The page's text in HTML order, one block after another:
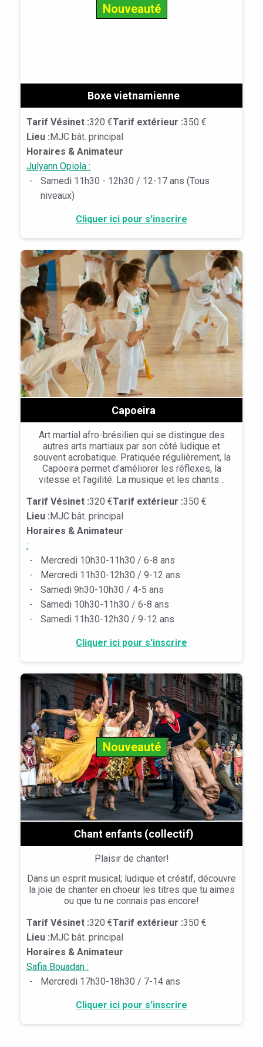
Nouveauté
Boxe vietnamienne
Tarif Vésinet :320 €Tarif extérieur :350 €
Lieu :MJC bât. principal
Horaires & Animateur
Julyann Opiola :
-
Samedi 11h30 - 12h30 / 12-17 ans (Tous
niveaux)
Cliquer ici pour s'inscrire
Capoeira
Art martial afro-brésilien qui se distingue des
autres arts martiaux par son côté ludique et
souvent acrobatique. Pratiquée régulièrement, la
Capoeira permet d’améliorer les réflexes, la
vitesse et l’agilité. La musique et les chants…
Tarif Vésinet :320 €Tarif extérieur :350 €
Lieu :MJC bât. principal
Horaires & Animateur
:
-
Mercredi 10h30-11h30 / 6-8 ans
-
Mercredi 11h30-12h30 / 9-12 ans
-
Samedi 9h30-10h30 / 4-5 ans
-
Samedi 10h30-11h30 / 6-8 ans
-
Samedi 11h30-12h30 / 9-12 ans
Cliquer ici pour s'inscrire
Nouveauté
Chant enfants (collectif)
Plaisir de chanter!
Dans un esprit musical; ludique et créatif, découvre
la joie de chanter en choeur les titres que tu aimes
ou que tu ne connais pas encore!
Tarif Vésinet :320 €Tarif extérieur :350 €
Lieu :MJC bât. principal
Horaires & Animateur
Safia Bouadan :
-
Mercredi 17h30-18h30 / 7-14 ans
Cliquer ici pour s'inscrire